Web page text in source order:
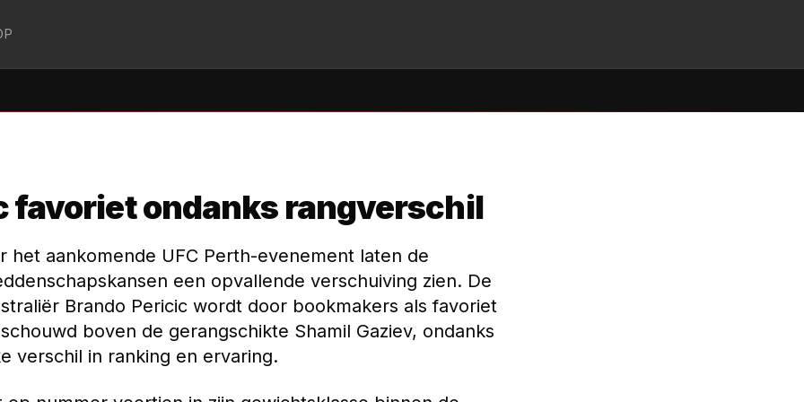
favoriet ondanks rangverschil
het aankomende UFC Perth-evenement laten de
een opvallende verschuiving zien. De
Brando Pericic wordt door bookmakers als favoriet
boven de gerangschikte Shamil Gaziev, ondanks
verschil in ranking en ervaring.